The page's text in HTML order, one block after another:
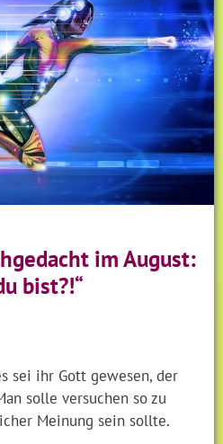
im August:
bist?!“
sei ihr Gott gewesen, der
solle versuchen so zu
Meinung sein sollte.